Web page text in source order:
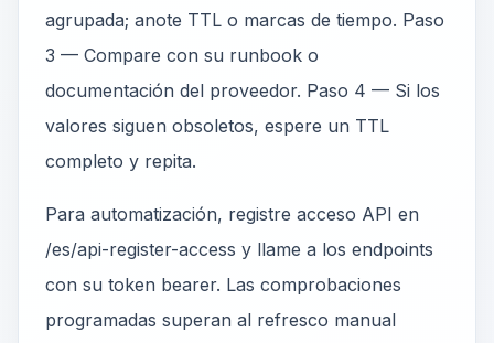
agrupada; anote TTL o marcas de tiempo. Paso
3 — Compare con su runbook o
documentación del proveedor. Paso 4 — Si los
valores siguen obsoletos, espere un TTL
completo y repita.
Para automatización, registre acceso API en
/es/api-register-access y llame a los endpoints
con su token bearer. Las comprobaciones
programadas superan al refresco manual